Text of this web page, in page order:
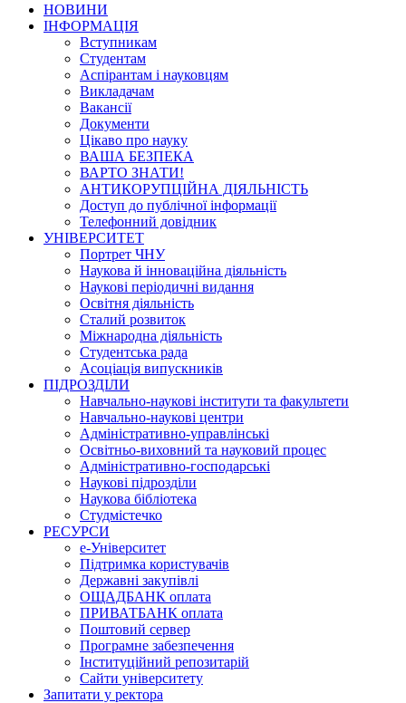
НОВИНИ
ІНФОРМАЦІЯ
Вступникам
Студентам
Аспірантам і науковцям
Викладачам
Вакансії
Документи
Цікаво про науку
ВАША БЕЗПЕКА
ВАРТО ЗНАТИ!
АНТИКОРУПЦІЙНА ДІЯЛЬНІСТЬ
Доступ до публічної інформації
Телефонний довідник
УНІВЕРСИТЕТ
Портрет ЧНУ
Наукова й інноваційна діяльність
Наукові періодичні видання
Освітня діяльність
Сталий розвиток
Міжнародна діяльність
Студентська рада
Асоціація випускників
ПІДРОЗДІЛИ
Навчально-наукові інститути та факультети
Навчально-наукові центри
Адміністративно-управлінські
Освітньо-виховний та науковий процес
Адміністративно-господарські
Наукові підрозділи
Наукова бібліотека
Студмістечко
РЕСУРСИ
е-Університет
Підтримка користувачів
Державні закупівлі
ОЩАДБАНК оплата
ПРИВАТБАНК оплата
Поштовий сервер
Програмне забезпечення
Інституційний репозитарій
Сайти університету
Запитати у ректора